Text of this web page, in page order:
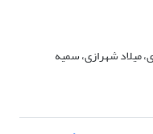
میلاد شهرازی، سمیه